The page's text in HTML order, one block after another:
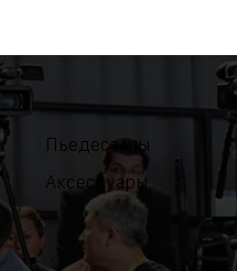
Пьедесталы
Аксессуары